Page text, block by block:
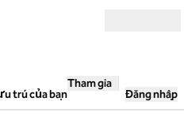
trú của bạn
Tham gia
Đăng nhập